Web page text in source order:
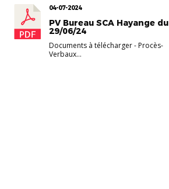
04-07-2024
PV Bureau SCA Hayange du
29/06/24
Documents à télécharger- Procès-
Verbaux...